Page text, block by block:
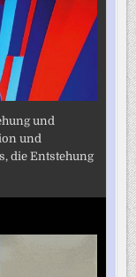
und
und
die Entstehung